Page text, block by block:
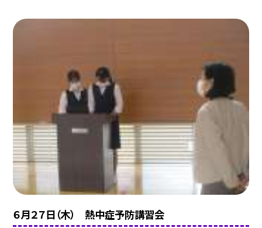
６月２７日（木） 熱中症予防講習会